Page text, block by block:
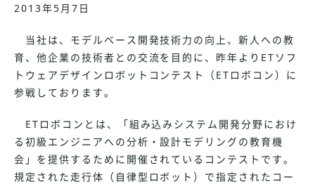
2013年5月7日
当社は、モデルベース開発技術力の向上、新人への教
育、他企業の技術者との交流を目的に、昨年よりETソフ
トウェアデザインロボットコンテスト（ETロボコン）に
参戦しております。
ETロボコンとは、「組み込みシステム開発分野におけ
る初級エンジニアへの分析・設計モデリングの教育機
会」を提供するために開催されているコンテストです。
規定された走行体（自律型ロボット）で指定されたコー